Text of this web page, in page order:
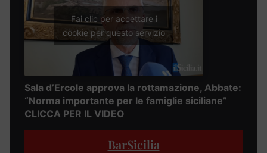
Fai clic per accettare i
cookie per questo servizio
Sala d’Ercole approva la rottamazione, Abbate:
“Norma importante per le famiglie siciliane”
CLICCA PER IL VIDEO
BarSicilia